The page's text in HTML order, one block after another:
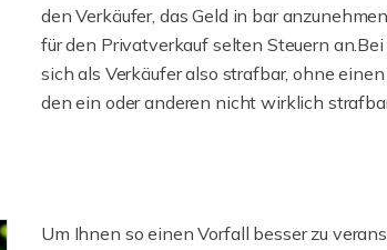
den Verkäufer, das Geld in bar
für den Privatverkauf selten Steuern
sich als Verkäufer also strafbar, ohne
den ein oder anderen nicht wirklich
Um Ihnen so einen Vorfall besser zu